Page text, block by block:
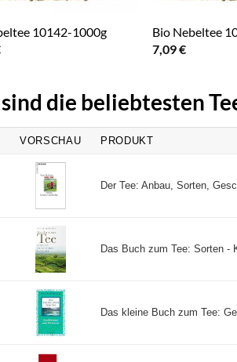
10142-1000g
Bio Nebeltee
7,09€
sind die beliebtesten
VORSCHAU PRODUKT
Der Tee: Anbau, Sorten,
Das Buch zum Tee: Sorten -
Das kleine Buch zum Tee: